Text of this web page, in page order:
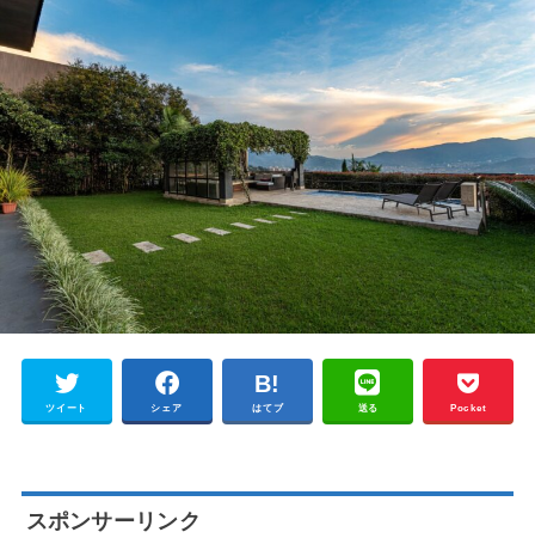
ツイート シェア はてブ 送る Pocket
スポンサーリンク